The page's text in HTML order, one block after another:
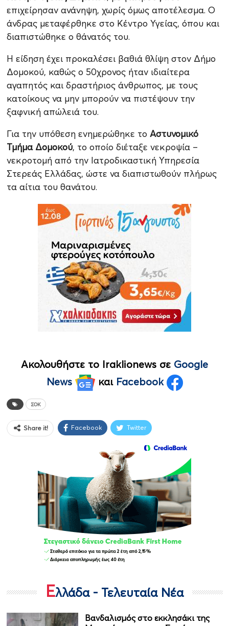
επιχείρησαν ανάνηψη, χωρίς όμως αποτέλεσμα. Ο
άνδρας μεταφέρθηκε στο Κέντρο Υγείας, όπου και
διαπιστώθηκε ο θάνατός του.
Η είδηση έχει προκαλέσει βαθιά θλίψη στον Δήμο
Δομοκού, καθώς ο 50χρονος ήταν ιδιαίτερα
αγαπητός και δραστήριος άνθρωπος, με τους
κατοίκους να μην μπορούν να πιστέψουν την
ξαφνική απώλειά του.
Για την υπόθεση ενημερώθηκε το Αστυνομικό
Τμήμα Δομοκού, το οποίο διέταξε νεκροψία –
νεκροτομή από την Ιατροδικαστική Υπηρεσία
Στερεάς Ελλάδας, ώστε να διαπιστωθούν πλήρως
τα αίτια του θανάτου.
Ακολουθήστε το Iraklionews σε Google
News
και Facebook
ΣΟΚ
Share it! Facebook Twitter
Ελλάδα - Τελευταία Νέα
Βανδαλισμός στο εκκλησάκι της